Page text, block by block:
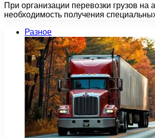
При организации перевозки грузов
необходимость получения
Разное